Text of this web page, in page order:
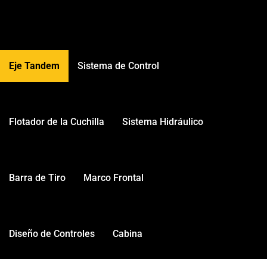
Eje Tandem Sistema de Control
Flotador de la Cuchilla Sistema Hidráulico
Barra de Tiro Marco Frontal
Diseño de Controles Cabina